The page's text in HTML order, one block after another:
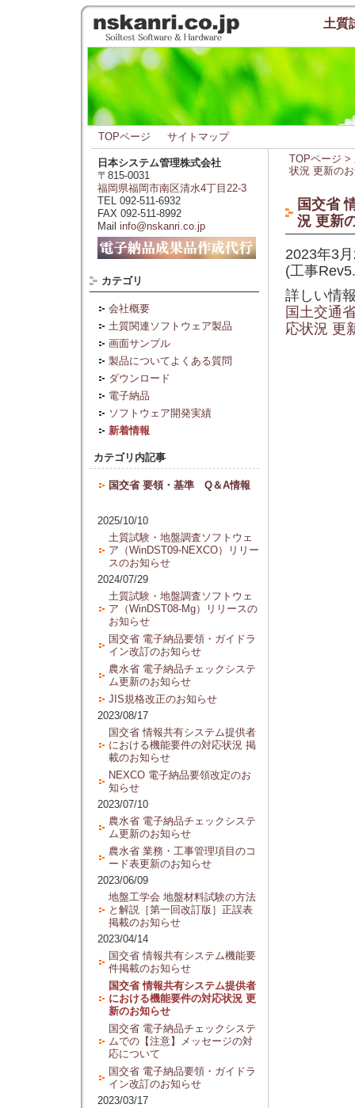
土質
TOPページ
サイトマップ
TOPページ >
状況 更新の
国交省
況 更新
2023年3
(工事
詳しい情
国土交通
応状況 更
日本システム管理株式会社
〒815-0031
福岡県福岡市南区清水4丁目22-3
TEL 092-511-6932
FAX 092-511-8992
Mail info@nskanri.co.jp
カテゴリ
会社概要
土質関連ソフトウェア製品
画面サンプル
製品についてよくある質問
ダウンロード
電子納品
ソフトウェア開発実績
新着情報
カテゴリ内記事
国交省 要領・基準 Q＆A情報
2025/10/10
土質試験・地盤調査ソフトウェ
ア（WinDST09-NEXCO）リリー
スのお知らせ
2024/07/29
土質試験・地盤調査ソフトウェ
ア（WinDST08-Mg）リリースの
お知らせ
国交省 電子納品要領・ガイドラ
イン改訂のお知らせ
農水省 電子納品チェックシステ
ム更新のお知らせ
JIS規格改正のお知らせ
2023/08/17
国交省 情報共有システム提供者
における機能要件の対応状況 掲
載のお知らせ
NEXCO 電子納品要領改定のお
知らせ
2023/07/10
農水省 電子納品チェックシステ
ム更新のお知らせ
農水省 業務・工事管理項目のコ
ード表更新のお知らせ
2023/06/09
地盤工学会 地盤材料試験の方法
と解説［第一回改訂版］正誤表
掲載のお知らせ
2023/04/14
国交省 情報共有システム機能要
件掲載のお知らせ
国交省 情報共有システム提供者
における機能要件の対応状況 更
新のお知らせ
国交省 電子納品チェックシステ
ムでの【注意】メッセージの対
応について
国交省 電子納品要領・ガイドラ
イン改訂のお知らせ
2023/03/17